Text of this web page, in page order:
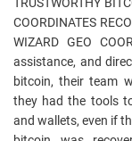
TRUSTWORTHY
COORDINATES
WIZARD GEO
assistance, and
bitcoin, their team
they had the tools
and wallets, even if